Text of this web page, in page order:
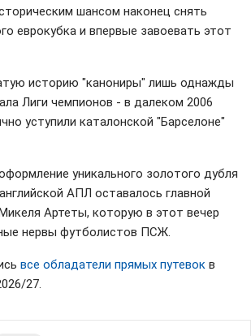
шансом наконец снять
еврокубка и впервые завоевать этот
историю "канониры" лишь однажды
Лиги чемпионов - в далеком 2006
уступили каталонской "Барселоне"
уникального золотого дубля
АПЛ оставалось главной
Артеты, которую в этот вечер
нервы футболистов ПСЖ.
все обладатели прямых путевок в
27.